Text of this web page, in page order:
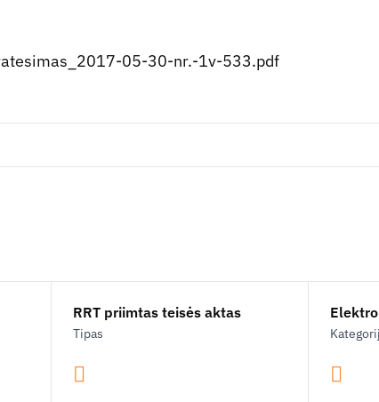
05-30-nr.-1v-533.pdf
RRT priimtas teisės aktas
Tipas